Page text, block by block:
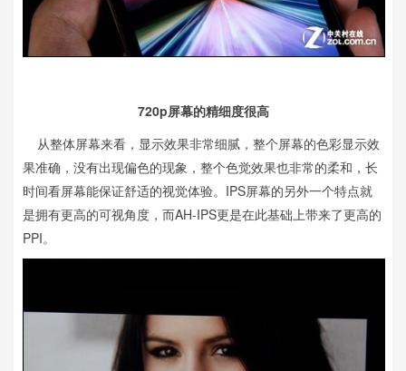
720p屏幕的精细度很高
从整体屏幕来看，显示效果非常细腻，整个屏幕的色彩显示效
果准确，没有出现偏色的现象，整个色觉效果也非常的柔和，长
时间看屏幕能保证舒适的视觉体验。IPS屏幕的另外一个特点就
是拥有更高的可视角度，而AH-IPS更是在此基础上带来了更高的
PPI。